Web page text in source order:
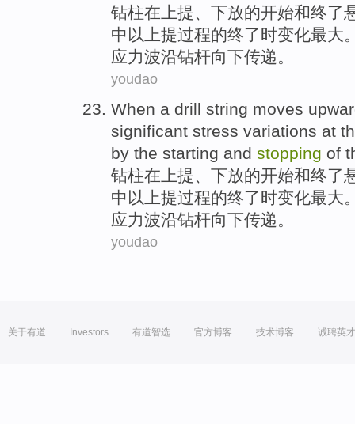
钻柱在 上提、下放的开始和终了
中 以上提过程的终了时变化最大
应力波沿钻杆向下传递。
youdao
When a drill string moves
significant stress variations at
by the starting and stopping of
钻柱在 上提、下放的开始和终了
中以上提过程的终了时变化最大
应力波沿钻杆向下传递。
youdao
关于有道 Investors 有道智选 官方博客 技术博客 诚聘英才